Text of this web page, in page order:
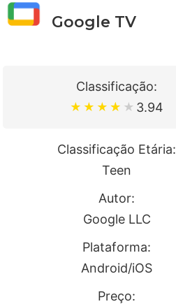
Google TV
Classificação:
★ ★ ★ ★ ★ 3.94
Classificação Etária:
Teen
Autor:
Google LLC
Plataforma:
Android/iOS
Preço: